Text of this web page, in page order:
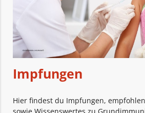
Impfungen
Hier findest du Impfungen,
sowie Wissenswertes zu